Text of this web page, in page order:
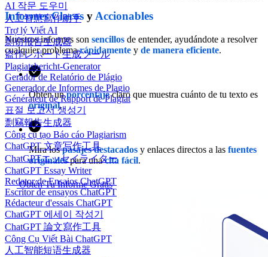
AI 작문 도우미
人工智慧寫作助手
Trợ lý Viết AI
剽窃报告生成器
盗作レポート生成ツール
Plagiatsbericht-Generator
Gerador de Relatório de Plágio
Generador de Informes de Plagio
Générateur de Rapport de Plagiat
표절 보고서 생성기
剽竊報告生成器
Công cụ tạo Báo cáo Plagiarism
ChatGPT 文章写作工具
ChatGPTエッセイライター
ChatGPT Essay Writer
Redator de Ensaios ChatGPT
Escritor de ensayos ChatGPT
Rédacteur d'essais ChatGPT
ChatGPT 에세이 작성기
ChatGPT 論文寫作工具
Công Cụ Viết Bài ChatGPT
人工智能短语生成器
Informes Claros y Accionables
Nuestros informes son sencillos de entender, ayudándote a resolver
cualquier problemarápidamente y de manera eficiente.
Obtén unporcentajeclaro que muestra cuánto de tu texto es
original.
Mira lospasajes destacados y enlaces directos a las fuentes
originalespara unacita fácil.
Obtén Tu Informe Gratis